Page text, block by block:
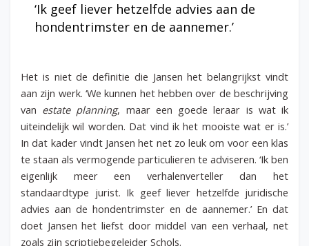
‘Ik geef liever hetzelfde advies aan de
hondentrimster en de aannemer.’
Het is niet de definitie die Jansen het belangrijkst vindt
aan zijn werk. ‘We kunnen het hebben over de beschrijving
van estate planning, maar een goede leraar is wat ik
uiteindelijk wil worden. Dat vind ik het mooiste wat er is.’
In dat kader vindt Jansen het net zo leuk om voor een klas
te staan als vermogende particulieren te adviseren. ‘Ik ben
eigenlijk meer een verhalenverteller dan het
standaardtype jurist. Ik geef liever hetzelfde juridische
advies aan de hondentrimster en de aannemer.’ En dat
doet Jansen het liefst door middel van een verhaal, net
zoals zijn scriptiebegeleider Schols.